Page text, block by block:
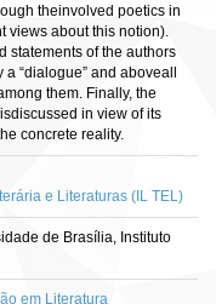
theinvolved poetics in
views about this notion).
statements of the authors
“dialogue” and aboveall
them. Finally, the
in view of its
concrete reality.
e Literaturas (IL TEL)
de Brasília, Instituto
em Literatura